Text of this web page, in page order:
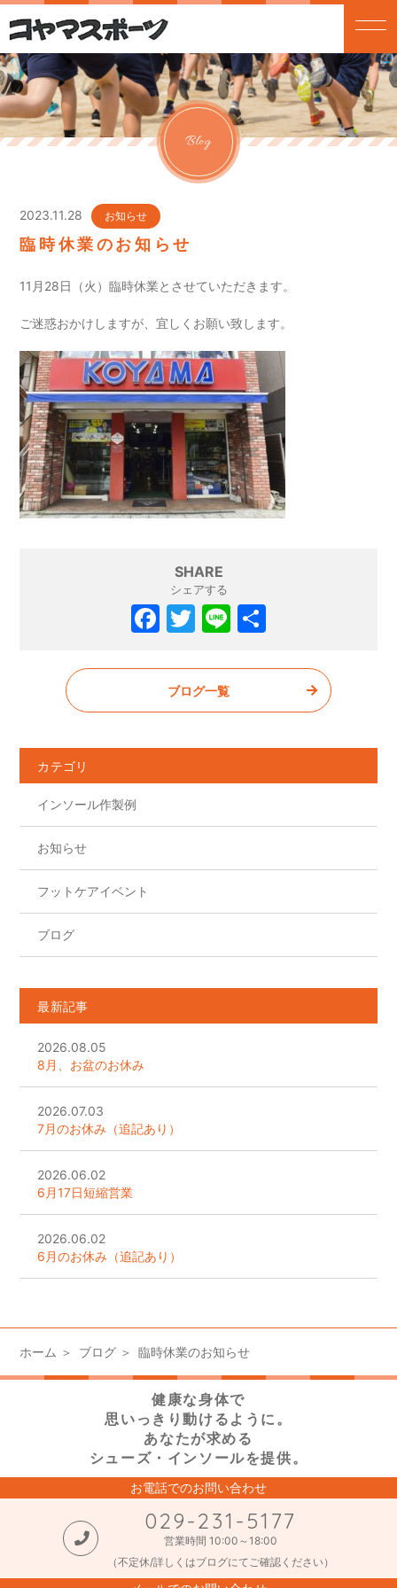
Blog
2023.11.28 お知らせ
臨時休業のお知らせ
11月28日（火）臨時休業とさせていただきます。
ご迷惑おかけしますが、宜しくお願い致します。
SHARE
シェアする
F
c
e
o
o
k
T
itt
er
Li
e
ブログ一覧
カテゴリ
インソール作製例
お知らせ
フットケアイベント
ブログ
最新記事
2026.08.05
8月、お盆のお休み
2026.07.03
7月のお休み（追記あり）
2026.06.02
6月17日短縮営業
2026.06.02
6月のお休み（追記あり）
ホーム ブログ 臨時休業のお知らせ
健康な身体で
思いっきり動けるように。
あなたが求める
シューズ・インソールを提供。
お電話でのお問い合わせ
029-231-5177
営業時間 10:00～18:00
（不定休/詳しくはブログにてご確認ください）